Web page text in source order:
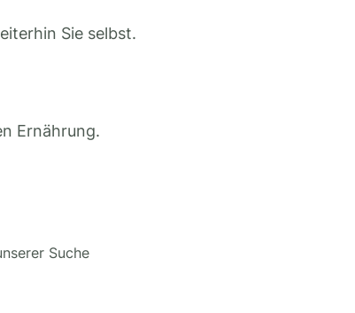
Sie selbst.
Ernährung.
Suche